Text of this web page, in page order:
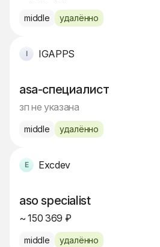
middle удалённо
IGAPPS
asa-специалист
зп не указана
middle удалённо
Excdev
aso specialist
~ 150 369 ₽
middle удалённо